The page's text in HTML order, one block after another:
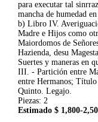
para executar tal
mancha de humedad
b) Libro IV.
Madre e Hijos como
Maiordomos de
Hazienda, desu
Suertes y maneras en
III. - Partición entre
entre Hermanos;
Quinto. Legajo.
Piezas: 2
Estimado $ 1,800-